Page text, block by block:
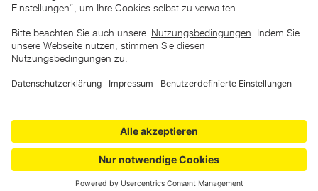
unter den UVP Preisen auf dieser Website sind die
zu verstehen
Copyright © 2026 ZGONC. Alle Rechte vorbehalten.